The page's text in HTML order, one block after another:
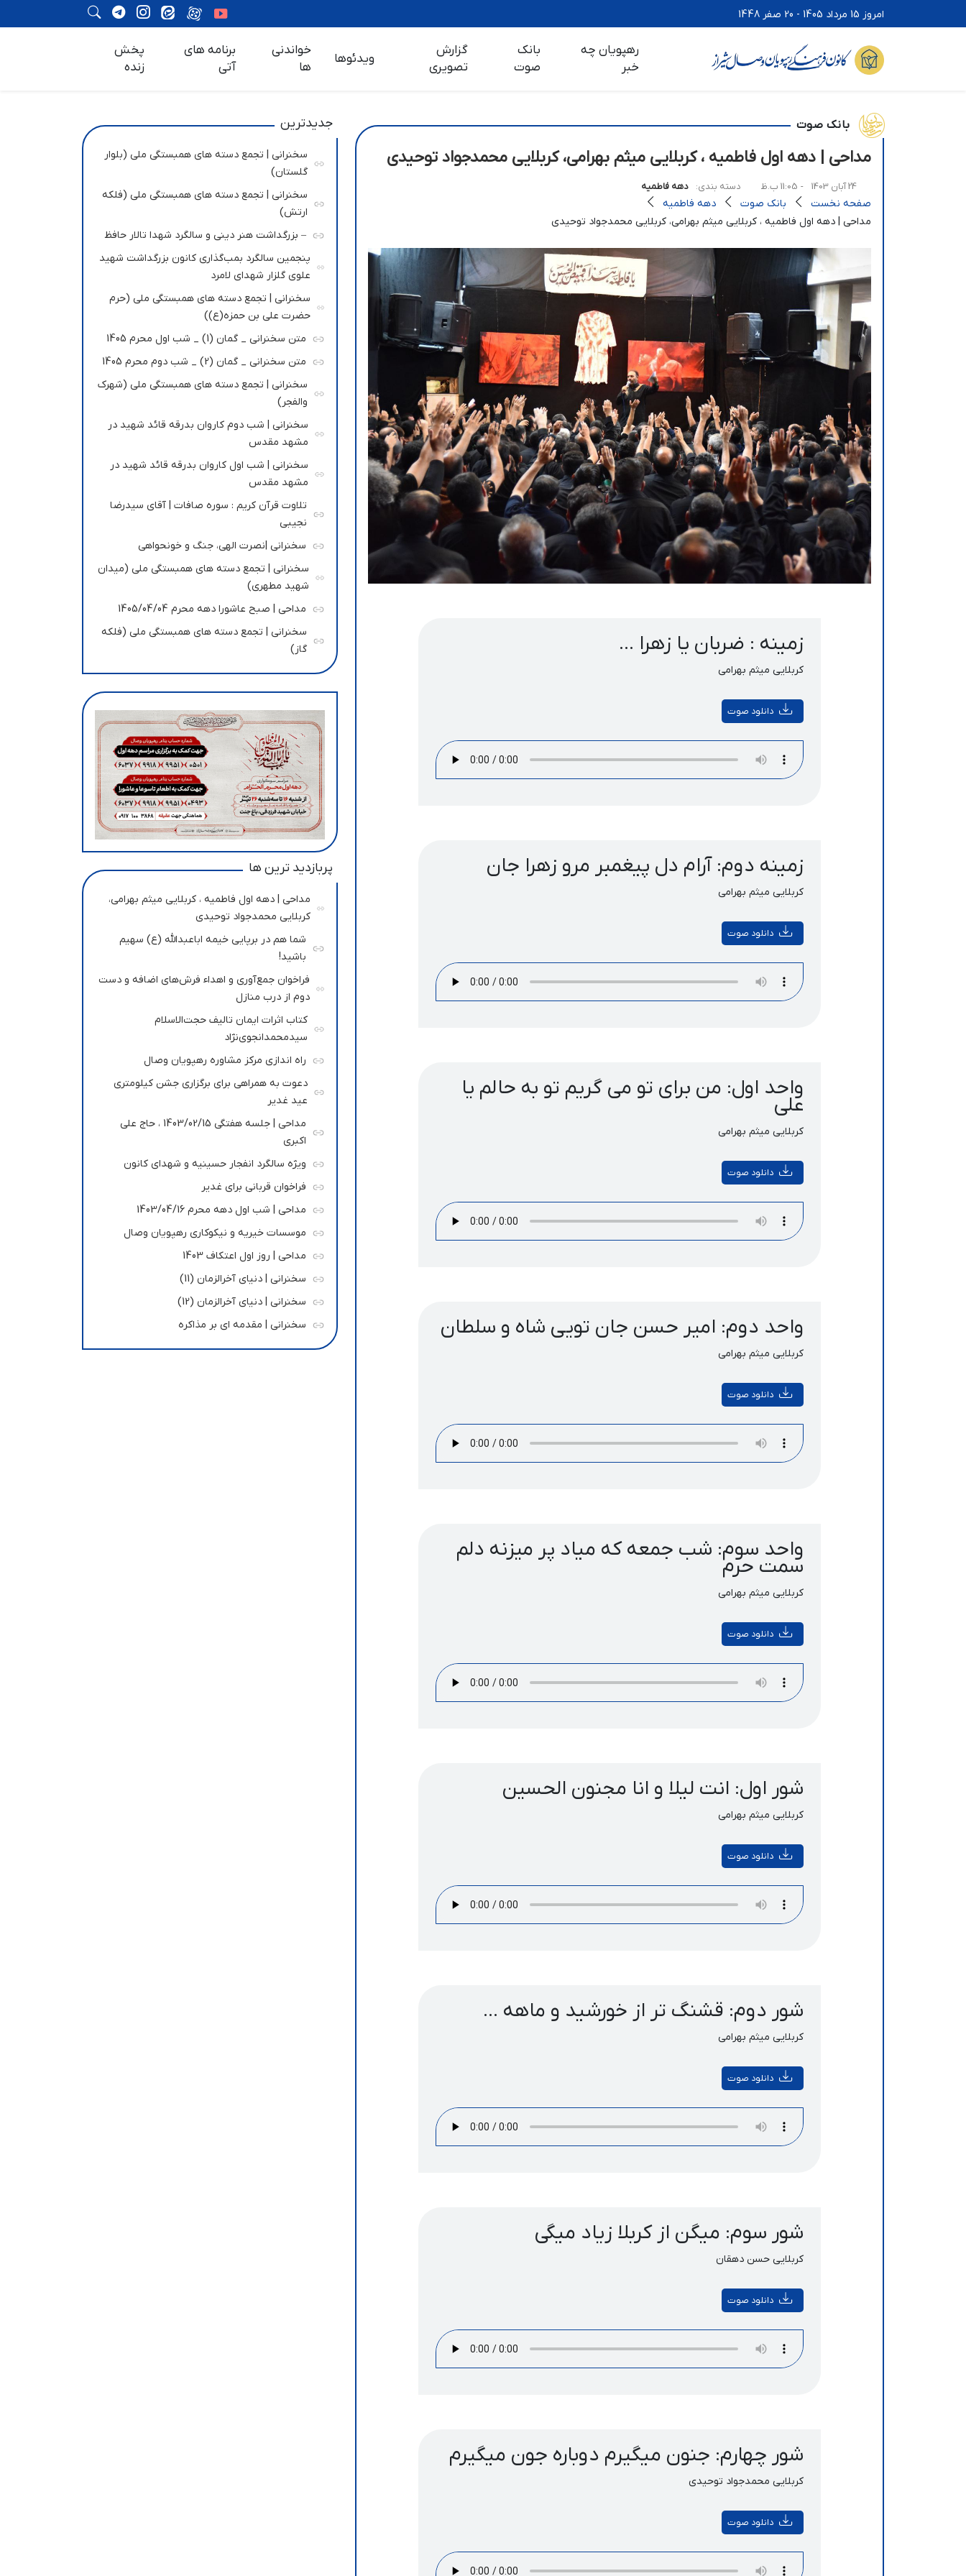
امروز 15 مرداد 1405 - 20 صفر 1448
رهپویان چه
خبر
بانک
صوت
گزارش
تصویری
ویدئوها
خواندنی
ها
برنامه های
آتی
پخش
زنده
بانک صوت
مداحی | دهه اول فاطمیه ، کربلایی میثم بهرامی، کربلایی محمدجواد توحیدی
24 آبان 1403 - 11:05 ب.ظ دسته بندی: دهه فاطمیه
صفحه نخست بانک صوت
دهه فاطمیه
مداحی | دهه اول فاطمیه ، کربلایی میثم بهرامی، کربلایی محمدجواد توحیدی
زمینه : ضربان یا زهرا ...
کربلایی میثم بهرامی
دانلود صوت
زمینه دوم: آرام دل پیغمبر مرو زهرا جان
کربلایی میثم بهرامی
دانلود صوت
واحد اول: من برای تو می گریم تو به حالم یا
علی
کربلایی میثم بهرامی
دانلود صوت
واحد دوم: امیر حسن جان تویی شاه و سلطان
کربلایی میثم بهرامی
دانلود صوت
واحد سوم: شب جمعه که میاد پر میزنه دلم
سمت حرم
کربلایی میثم بهرامی
دانلود صوت
شور اول: انت لیلا و انا مجنون الحسین
کربلایی میثم بهرامی
دانلود صوت
شور دوم: قشنگ تر از خورشید و ماهه ...
کربلایی میثم بهرامی
دانلود صوت
شور سوم: میگن از کربلا زیاد میگی
کربلایی حسن دهقان
دانلود صوت
شور چهارم: جنون میگیرم دوباره جون میگیرم
کربلایی محمدجواد توحیدی
دانلود صوت
جدیدترین
سخنرانی | تجمع دسته های همبستگی ملی (بلوار
گلستان)
سخنرانی | تجمع دسته های همبستگی ملی (فلکه
ارتش)
– بزرگداشت هنر دینی و سالگرد شهدا تالار حافظ
پنجمین سالگرد بمب‌گذاری کانون بزرگداشت شهید
علوی گلزار شهدای لامرد
سخنرانی | تجمع دسته های همبستگی ملی (حرم
حضرت علی بن حمزه(ع))
متن سخنرانی _ گمان (1) _ شب اول محرم 1405
متن سخنرانی _ گمان (2) _ شب دوم محرم 1405
سخنرانی | تجمع دسته های همبستگی ملی (شهرک
والفجر)
سخنرانی | شب دوم کاروان بدرقه قائد شهید در
مشهد مقدس
سخنرانی | شب اول کاروان بدرقه قائد شهید در
مشهد مقدس
تلاوت قرآن کریم : سوره صافات | آقای سیدرضا
نجیبی
سخنرانی |نصرت الهی، جنگ و خونحواهی
سخنرانی | تجمع دسته های همبستگی ملی (میدان
شهید مطهری)
مداحی | صبح عاشورا دهه محرم 1405/04/04
سخنرانی | تجمع دسته های همبستگی ملی (فلکه
گاز)
پربازدید ترین ها
مداحی | دهه اول فاطمیه ، کربلایی میثم بهرامی،
کربلایی محمدجواد توحیدی
شما هم در برپایی خیمه اباعبدالله (ع) سهیم
باشید!
فراخوان جمع‌آوری و اهداء فرش‌های اضافه و دست
دوم از درب منازل
کتاب اثرات ایمان تالیف حجت‌الاسلام
سیدمحمدانجوی‌نژاد
راه اندازی مرکز مشاوره رهپویان وصال
دعوت به همراهی برای برگزاری جشن کیلومتری
عید غدیر
مداحی | جلسه هفتگی 1403/02/15 ، حاج علی
اکبری
ویژه سالگرد انفجار حسینیه و شهدای کانون
فراخوان قربانی برای غدیر
مداحی | شب اول دهه محرم 1403/04/16
موسسات خیریه و نیکوکاری رهپویان وصال
مداحی | روز اول اعتکاف 1403
سخنرانی | دنیای آخرالزمان (11)
سخنرانی | دنیای آخرالزمان (12)
سخنرانی | مقدمه ای بر مذاکره